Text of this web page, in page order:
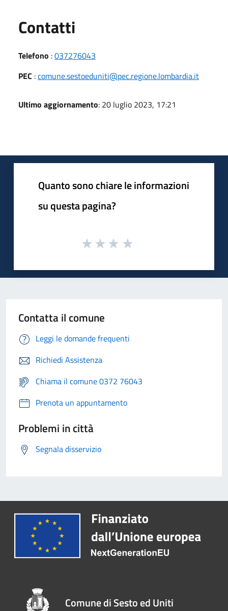
Contatti
Telefono :037276043
PEC :comune.sestoeduniti@pec.regione.lombardia.it
Ultimo aggiornamento: 20 luglio 2023, 17:21
Quanto sono chiare le informazioni
su questa pagina?
Contatta il comune
Leggi le domande frequenti
Richiedi Assistenza
Chiama il comune 0372 76043
Prenota un appuntamento
Problemi in città
Segnala disservizio
Comune di Sesto ed Uniti